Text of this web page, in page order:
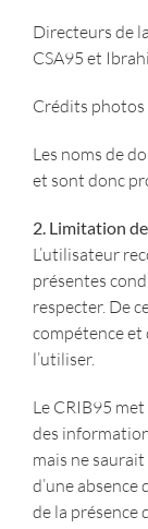
Directeurs de
CSA95 et
Crédits photos
Les noms de
et sont donc
2. Limitation
L’utilisateur
présentes
respecter. De
compétence et
l’utiliser.
Le CRIB95
des
mais ne
d’une
de la présence